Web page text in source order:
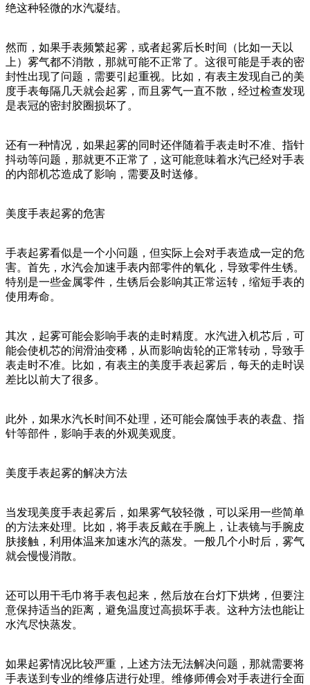
绝这种轻微的水汽凝结。
然而，如果手表频繁起雾，或者起雾后长时间（比如一天以
上）雾气都不消散，那就可能不正常了。这很可能是手表的密
封性出现了问题，需要引起重视。比如，有表主发现自己的美
度手表每隔几天就会起雾，而且雾气一直不散，经过检查发现
是表冠的密封胶圈损坏了。
还有一种情况，如果起雾的同时还伴随着手表走时不准、指针
抖动等问题，那就更不正常了，这可能意味着水汽已经对手表
的内部机芯造成了影响，需要及时送修。
美度手表起雾的危害
手表起雾看似是一个小问题，但实际上会对手表造成一定的危
害。首先，水汽会加速手表内部零件的氧化，导致零件生锈。
特别是一些金属零件，生锈后会影响其正常运转，缩短手表的
使用寿命。
其次，起雾可能会影响手表的走时精度。水汽进入机芯后，可
能会使机芯的润滑油变稀，从而影响齿轮的正常转动，导致手
表走时不准。比如，有表主的美度手表起雾后，每天的走时误
差比以前大了很多。
此外，如果水汽长时间不处理，还可能会腐蚀手表的表盘、指
针等部件，影响手表的外观美观度。
美度手表起雾的解决方法
当发现美度手表起雾后，如果雾气较轻微，可以采用一些简单
的方法来处理。比如，将手表反戴在手腕上，让表镜与手腕皮
肤接触，利用体温来加速水汽的蒸发。一般几个小时后，雾气
就会慢慢消散。
还可以用干毛巾将手表包起来，然后放在台灯下烘烤，但要注
意保持适当的距离，避免温度过高损坏手表。这种方法也能让
水汽尽快蒸发。
如果起雾情况比较严重，上述方法无法解决问题，那就需要将
手表送到专业的维修店进行处理。维修师傅会对手表进行全面